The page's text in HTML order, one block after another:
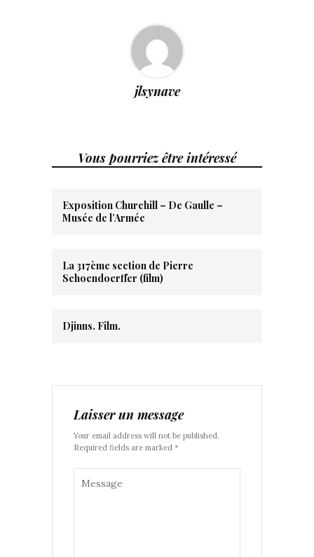
jlsynave
Vous pourriez être intéressé
Exposition Churchill – De Gaulle –
Musée de l’Armée
La 317ème section de Pierre
Schoendoerffer (film)
Djinns. Film.
Laisser un message
Your email address will not be published.
Required fields are marked *